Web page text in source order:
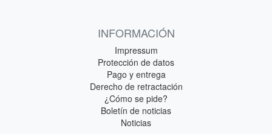
INFORMACIÓN
Impressum
Protección de datos
Pago y entrega
Derecho de retractación
¿Cómo se pide?
Boletín de noticias
Noticias